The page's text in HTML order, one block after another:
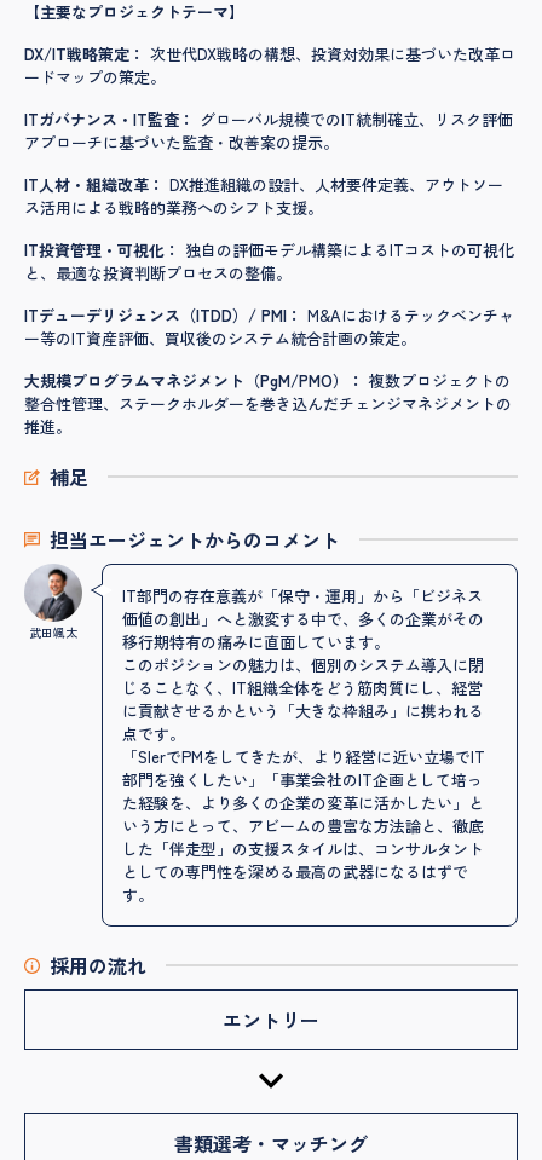
【主要なプロジェクトテーマ】
DX/IT戦略策定： 次世代DX戦略の構想、投資対効果に基づいた改革ロ
ードマップの策定。
ITガバナンス・IT監査：
グローバル規模でのIT統制確立、リスク評価
アプローチに基づいた監査・改善案の提示。
IT人材・組織改革： DX推進組織の設計、人材要件定義、アウトソー
ス活用による戦略的業務へのシフト支援。
IT投資管理・可視化： 独自の評価モデル構築によるITコストの可視化
と、最適な投資判断プロセスの整備。
ITデューデリジェンス（ITDD）/ PMI： M&Aにおけるテックベンチャ
ー等のIT資産評価、買収後のシステム統合計画の策定。
大規模プログラムマネジメント（PgM/PMO）： 複数プロジェクトの
整合性管理、ステークホルダーを巻き込んだチェンジマネジメントの
推進。
補足
担当エージェントからのコメント
武田颯太
IT部門の存在意義が「保守・運用」から「ビジネス
価値の創出」へと激変する中で、多くの企業がその
移行期特有の痛みに直面しています。
このポジションの魅力は、個別のシステム導入に閉
じることなく、IT組織全体をどう筋肉質にし、経営
に貢献させるかという「大きな枠組み」に携われる
点です。
「SIerでPMをしてきたが、より経営に近い立場でIT
部門を強くしたい」「事業会社のIT企画として培っ
た経験を、より多くの企業の変革に活かしたい」と
いう方にとって、アビームの豊富な方法論と、徹底
した「伴走型」の支援スタイルは、コンサルタント
としての専門性を深める最高の武器になるはずで
す。
採用の流れ
エントリー
書類選考・マッチング